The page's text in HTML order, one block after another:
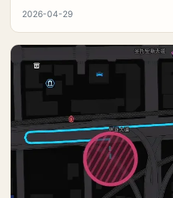
兮洄游任务怎么做，下面就
子两项任务，全部通关后可
体奖励通关全部两个异象委
获取意向家具、高品质紫色
2026-04-29